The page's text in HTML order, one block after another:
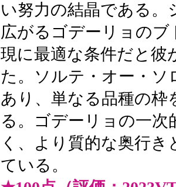
い努⼒の結晶である
広がるゴデーリョの
現に最適な条件だと彼
た。ソルテ・オー・ソ
あり、単なる品種の枠
る。ゴデーリョの一
く、より質的な奥⾏
ている。